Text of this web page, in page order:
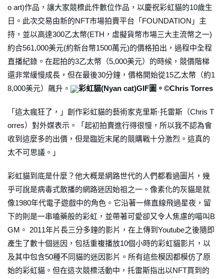
o art)作品，讓大家競標此件數位作品，以慶祝彩虹貓的10歲生
日。此次交易由新的NFT市場拍賣平台「FOUNDATION」主
持，並以高達300乙太幣(ETH，虛擬貨幣市場三大主流幣之一)
約合561,000美元(約新台幣1500萬元)的價格拍出，過程中全程
直播紀錄。在起拍的3乙太幣（5,000美元）的時候，競價階梯
還非常緩慢成長，但在最後30分鐘，價格開始從15乙太幣（約1
8,000美元）飆升。
彩虹貓(Nyan cat)GIF圖。©Chris Torres
「這太瘋狂了，」創作彩虹貓的藝術家克里斯·托雷斯（Chris T
orres）對外媒表示。「起初拍賣進行得很慢，所以我不認為會
收到這麼多的出價，但是臨近末尾的競購戰十分激烈。這真的
太不可思議。」
彩虹貓到底是什麼？他大概是網路世代的人們都看過圖片，幾
乎可說是病毒式散播的網路迷因始祖之一。像素化的灰貓是就
像1980年代電子遊戲中的角色。它沿著一條直線飛過星夜，留
下的則是一串嗑藥般的彩虹，並帶著可愛卻又令人焦慮的喵叫B
GM。 2011年片長三分多鐘的影片，在上傳到Youtube之後隨即
產生了數十個迷因，包括重複播放10個小時的彩虹貓影片，以
及其中包含50種不同貓的迷因影片。所有這些模因都模仿了原
始的彩虹貓。但在這次競標活動中，托雷斯指出以NFT買到的